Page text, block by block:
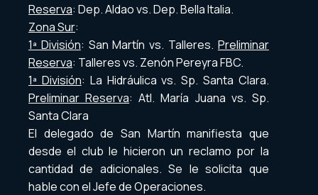
Reserva: Dep. Aldao vs. Dep. Bella Italia.
Zona Sur:
1ª División: San Martín vs. Talleres. Preliminar
Reserva: Talleres vs. Zenón Pereyra FBC.
1ª División: La Hidráulica vs. Sp. Santa Clara.
Preliminar Reserva: Atl. María Juana vs. Sp.
Santa Clara
El delegado de San Martín manifiesta que
desde el club le hicieron un reclamo por la
cantidad de adicionales. Se le solicita que
hable con el Jefe de Operaciones.